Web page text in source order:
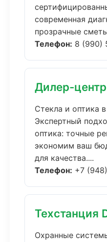
современная
прозрачные
Телефон: 8 (990)
Дилер-
Стекла и оптика
Экспертный
оптика: точные
экономим ваш
для качества....
Телефон: +7
Техстанция
Охранные